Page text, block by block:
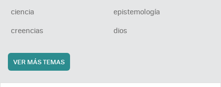
ciencia
epistemología
creencias
dios
VER MÁS TEMAS